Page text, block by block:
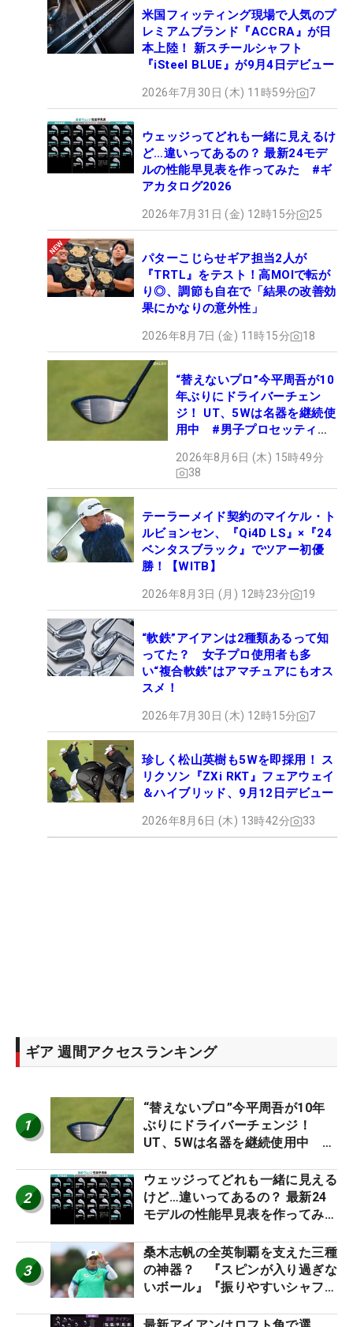
米国フィッティング現場で人気のプ
レミアムブランド『ACCRA』が日
本上陸！ 新スチールシャフト
『iSteel BLUE』が9月4日デビュー
2026年7月30日 (木) 11時59分 7
ウェッジってどれも一緒に見えるけ
ど…違いってあるの？ 最新24モデ
ルの性能早見表を作ってみた #ギ
アカタログ2026
2026年7月31日 (金) 12時15分 25
パターこじらせギア担当2人が
『TRTL』をテスト！高MOIで転が
り◎、調節も自在で「結果の改善効
果にかなりの意外性」
2026年8月7日 (金) 11時15分 18
“替えないプロ”今平周吾が10
年ぶりにドライバーチェン
ジ！ UT、5Wは名器を継続使
用中 #男子プロセッティン
2026年8月6日 (木) 15時49分
38
テーラーメイド契約のマイケル・ト
ルビョンセン、『Qi4D LS』×『24
ベンタスブラック』でツアー初優
勝！【WITB】
2026年8月3日 (月) 12時23分 19
“軟鉄”アイアンは2種類あるって知
ってた？ 女子プロ使用者も多
い“複合軟鉄”はアマチュアにもオス
スメ！
2026年7月30日 (木) 12時15分 7
珍しく松山英樹も5Wを即採用！ ス
リクソン『ZXi RKT』フェアウェイ
＆ハイブリッド、9月12日デビュー
2026年8月6日 (木) 13時42分 33
ギア 週間アクセスランキング
1
“替えないプロ”今平周吾が10年
ぶりにドライバーチェンジ！
UT、5Wは名器を継続使用中 #
2
ウェッジってどれも一緒に見える
けど…違いってあるの？ 最新24
モデルの性能早見表を作ってみ
3
桑木志帆の全英制覇を支えた三種
の神器？ 『スピンが入り過ぎな
いボール』『振りやすいシャフ
ー』 #女子プロセッティング